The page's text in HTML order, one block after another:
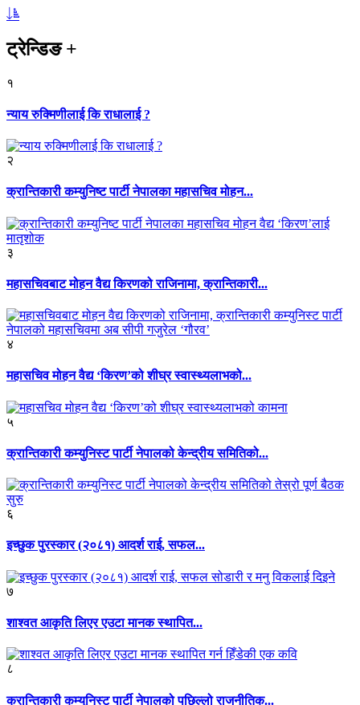
ट्रेन्डिङ+
१
न्याय रुक्मिणीलाई कि राधालाई ?
२
क्रान्तिकारी कम्युनिष्ट पार्टी नेपालका महासचिव मोहन...
३
महासचिवबाट मोहन वैद्य किरणको राजिनामा, क्रान्तिकारी...
४
महासचिव मोहन वैद्य ‘किरण’को शीघ्र स्वास्थ्यलाभको...
५
क्रान्तिकारी कम्युनिस्ट पार्टी नेपालको केन्द्रीय समितिको...
६
इच्छुक पुरस्कार (२०८१) आदर्श राई, सफल...
७
शाश्वत आकृति लिएर एउटा मानक स्थापित...
८
क्रान्तिकारी कम्युनिस्ट पार्टी नेपालको पछिल्लो राजनीतिक...